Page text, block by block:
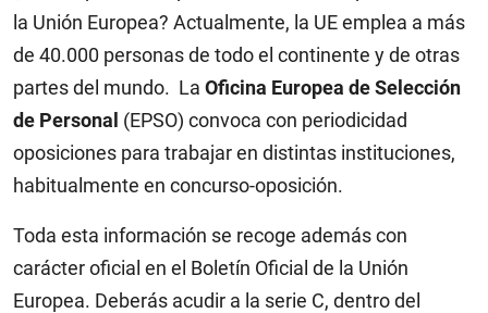
la Unión Europea? Actualmente, la UE emplea a más
de 40.000 personas de todo el continente y de otras
partes del mundo. La Oficina Europea de Selección
de Personal (EPSO) convoca con periodicidad
oposiciones para trabajar en distintas instituciones,
habitualmente en concurso-oposición.
Toda esta información se recoge además con
carácter oficial en el Boletín Oficial de la Unión
Europea. Deberás acudir a la serie C, dentro del